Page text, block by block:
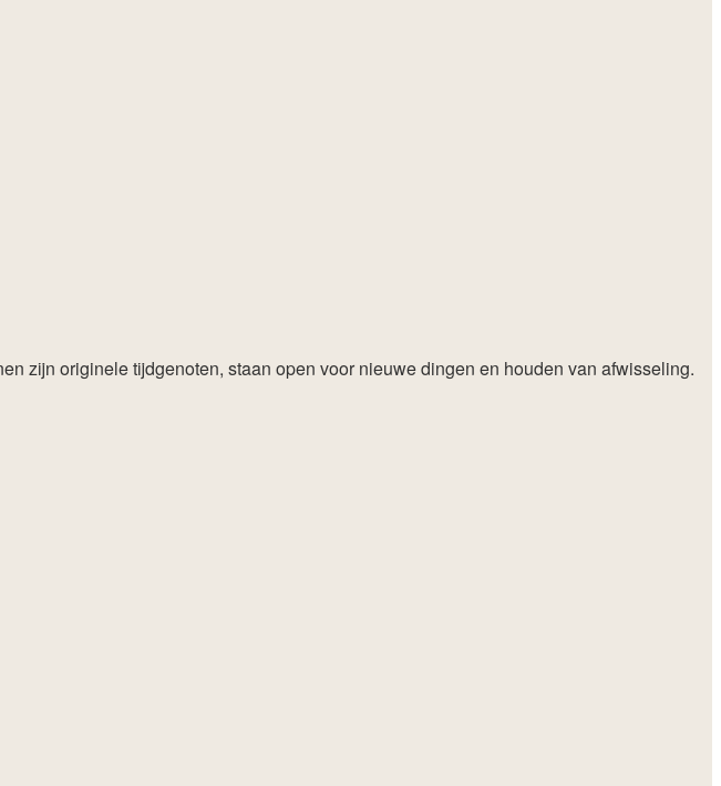
zijn originele tijdgenoten, staan open voor nieuwe dingen en houden van afwisseling.